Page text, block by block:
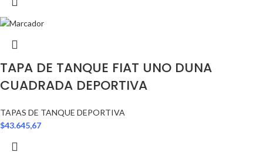
TAPA DE TANQUE FIAT UNO DUNA
CUADRADA DEPORTIVA
TAPAS DE TANQUE DEPORTIVA
$43.645,67